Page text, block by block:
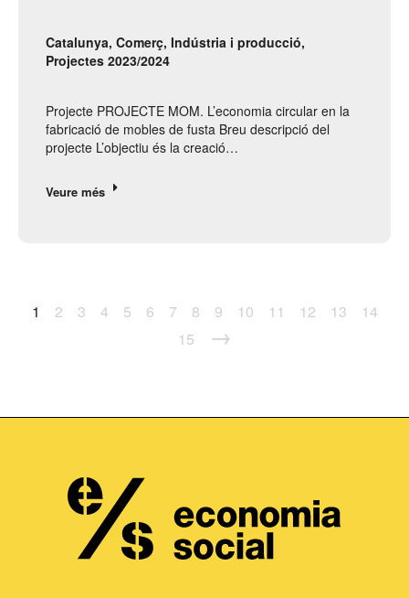
Catalunya, Comerç, Indústria i producció,
Projectes 2023/2024
Projecte PROJECTE MOM. L’economia circular en la
fabricació de mobles de fusta Breu descripció del
projecte L’objectiu és la creació…
Veure més
1 2 3 4 5 6 7 8 9 10 11 12 13
14
15
→